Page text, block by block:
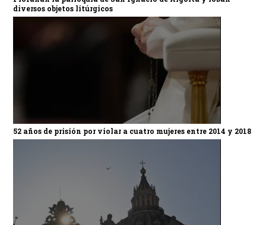
diversos objetos litúrgicos
52 años de prisión por violar a cuatro mujeres entre 2014 y 2018